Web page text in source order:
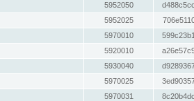
5952050
5952025
5970010
5920010
5930040
5970025
5970031